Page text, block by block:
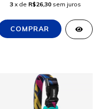
3 x de R$26,30 sem juros